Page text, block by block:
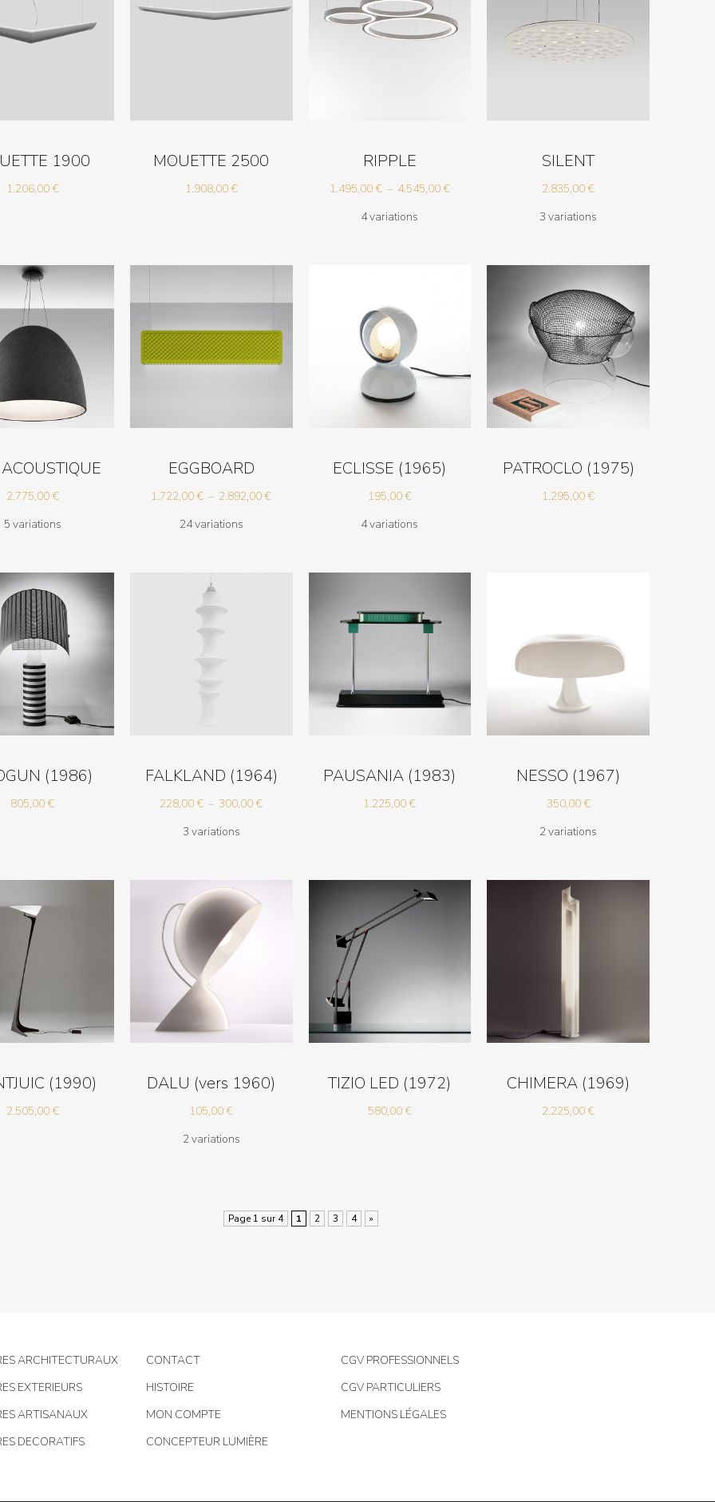
1900
1.206,00€
MOUETTE 2500
1.908,00€
RIPPLE
1.495,00€ – 4.545,00€Plage
4 variations
SILENT
2.835,00€
3 variations
2.775,00€
5 variations
EGGBOARD
1.722,00€ – 2.892,00€Plage
24 variations
ECLISSE (1965)
195,00€
4 variations
PATROCLO (1975)
1.295,00€
(1986)
805,00€
FALKLAND (1964)
228,00€ – 300,00€Plage
3 variations
PAUSANIA (1983)
1.225,00€
NESSO (1967)
350,00€
2 variations
(1990)
2.505,00€
DALU (vers 1960)
105,00€
2 variations
TIZIO LED (1972)
580,00€
CHIMERA (1969)
2.225,00€
Page 1 sur 4 1 2 3 4 »
ARCHITECTURAUX CONTACT
CGV PROFESSIONNELS
EXTERIEURS
HISTOIRE
CGV PARTICULIERS
ARTISANAUX
MON COMPTE
MENTIONS LÉGALES
DECORATIFS
CONCEPTEUR LUMIÈRE